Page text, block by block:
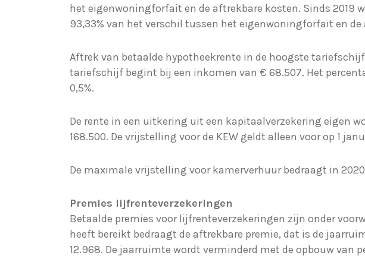
het eigenwoningforfait en de aftrekbare kosten. Sinds 2019
93,33% van het verschil tussen het eigenwoningforfait en
Aftrek van betaalde hypotheekrente in de hoogste
tariefschijf begint bij een inkomen van € 68.507. Het
0,5%.
De rente in een uitkering uit een kapitaalverzekering eigen
168.500. De vrijstelling voor de KEW geldt alleen voor op 1
De maximale vrijstelling voor kamerverhuur bedraagt in
Premies lijfrenteverzekeringen
Betaalde premies voor lijfrenteverzekeringen zijn onder
heeft bereikt bedraagt de aftrekbare premie, dat is de
12.968. De jaarruimte wordt verminderd met de opbouw van